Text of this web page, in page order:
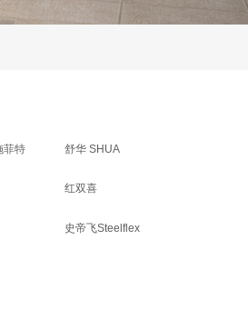
舒华 SHUA
菲特
史帝飞Steelflex
红双喜